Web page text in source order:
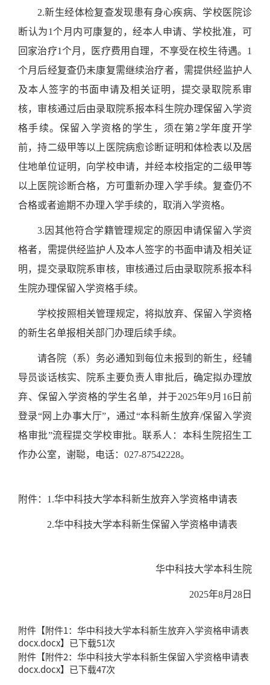
2.新生经体检复查发现患有身心疾病、学校医院诊
断认为1个月内可康复的，经本人申请、学校批准，可
回家治疗1个月，医疗费用自理，不享受在校生待遇。 1
个月后经复查仍未康复需继续治疗者，需提供经监护人
及本人签字的书面申请及相关证明，提交录取院系审
核，审核通过后由录取院系报本科生院办理保留入学资
格手续。保留入学资格的学生，须在第2学年度开学
前，持二级甲等以上医院病愈诊断证明和体检表以及居
住地单位证明，向学校申请，并经本校指定的二级甲等
以上医院诊断合格，方可重新办理入学手续。复查仍不
合格或者逾期不办理入学手续的，取消入学资格。
3. 因 其他符合学籍管理规定的原因申请保留入学资
格者，需提供经监护人及本人签字的书面申请及相关证
明，提交录取院系审核，审核通过后由录取院系报本科
生院办理保留入学资格手续。
学校按照相关管理规定，将拟放弃、保留入学资格
的新生名单报相关部门办理后续手续。
请各院（系）务必通知到每位未报到的新生，经辅
导员谈话核实、院系主要负责人审批后，确定拟办理放
弃、保留入学资格的学生名单，并于2025年9月 16日前
登录“网上办事大厅”，通过“本科新生放弃/保留入学资
格审批”流程提交学校审批。联系人：本科生院招生工
作办公室，谢聪，电话： 027-87542228。
附件： 1.华中科技大学本科新生放弃入学资格申请表
2.华中科技大学本科新生保留入学资格申请表
华中科技大学本科生院
2025年8月 28 日
附件【附件1：华中科技大学本科新生放弃入学资格申请表
docx.docx】已下载51次
附件【附件2：华中科技大学本科新生保留入学资格申请表
docx.docx】已下载47次